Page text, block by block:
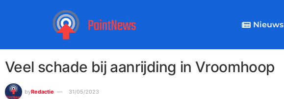
Nieuws
Veel schade bij aanrijding in Vroomhoop
byRedactie 31/05/2023